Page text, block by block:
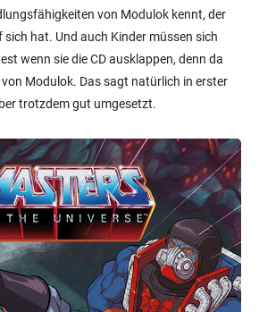
von Modulok kennt, der
hat. Und auch Kinder müssen sich
wenn sie die CD ausklappen, denn da
Modulok. Das sagt natürlich in erster
trotzdem gut umgesetzt.